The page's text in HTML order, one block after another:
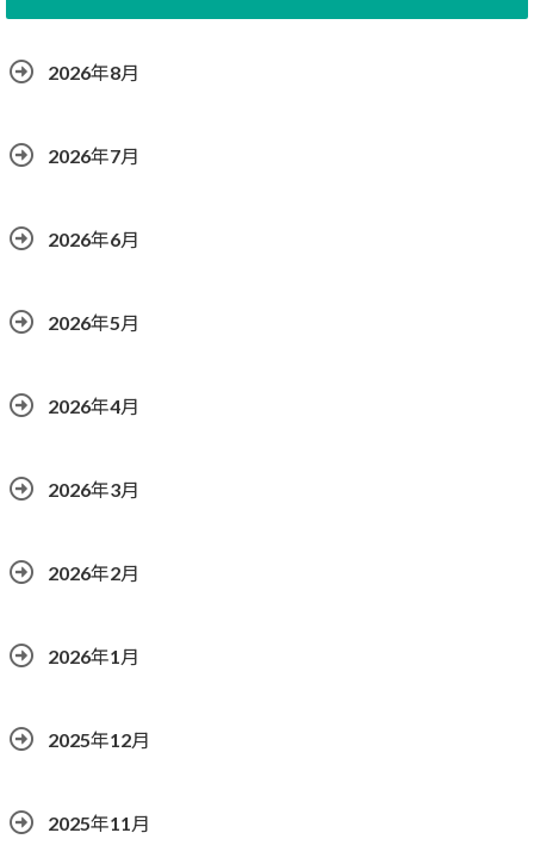
2026年8月
2026年7月
2026年6月
2026年5月
2026年4月
2026年3月
2026年2月
2026年1月
2025年12月
2025年11月